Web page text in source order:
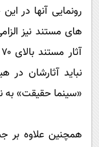
رونمایی آنها در
های مستند نیز
نباید آثارشان
«سینما حقیقت» به
همچنین علاوه بر